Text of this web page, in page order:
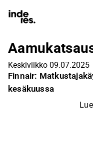
Keskiviikko 09.07.2025
Finnair:
kesäkuussa